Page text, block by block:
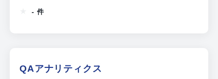
- 件
QAアナリティクス